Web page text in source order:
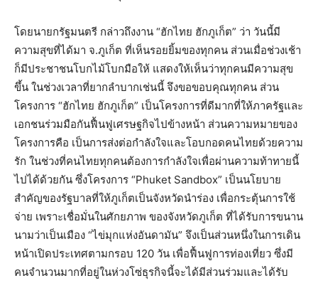
โดยนายกรัฐมนตรี กล่าวถึงงาน “ฮักไทย ฮักภูเก็ต” ว่า วันนี้มี
ความสุขที่ได้มา จ.ภูเก็ต ที่เห็นรอยยิ้มของทุกคน ส่วนเมื่อช่วงเช้า
ก็มีประชาชนโบกไม้โบกมือให้ แสดงให้เห็นว่าทุกคนมีความสุข
ขึ้น ในช่วงเวลาที่ยากลำบากเช่นนี้ จึงขอขอบคุณทุกคน ส่วน
โครงการ “ฮักไทย ฮักภูเก็ต” เป็นโครงการที่ดีมากที่ให้ภาครัฐและ
เอกชนร่วมมือกันฟื้นฟูเศรษฐกิจไปข้างหน้า ส่วนความหมายของ
โครงการคือ เป็นการส่งต่อกำลังใจและโอบกอดคนไทยด้วยความ
รัก ในช่วงที่คนไทยทุกคนต้องการกำลังใจเพื่อผ่านความท้าทายนี้
ไปได้ด้วยกัน ซึ่งโครงการ “Phuket Sandbox” เป็นนโยบาย
สำคัญของรัฐบาลที่ให้ภูเก็ตเป็นจังหวัดนำร่อง เพื่อกระตุ้นการใช้
จ่าย เพราะเชื่อมั่นในศักยภาพ ของจังหวัดภูเก็ต ที่ได้รับการขนาน
นามว่าเป็นเมือง “ไข่มุกแห่งอันดามัน” จึงเป็นส่วนหนึ่งในการเดิน
หน้าเปิดประเทศตามกรอบ 120 วัน เพื่อฟื้นฟูการท่องเที่ยว ซึ่งมี
คนจำนวนมากที่อยู่ในห่วงโซ่ธุรกิจนี้จะได้มีส่วนร่วมและได้รับ